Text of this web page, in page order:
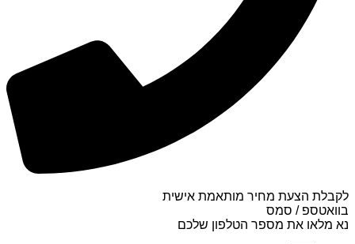
לקבלת הצעת מחיר מותאמת אישית
בוואטספ / סמס
נא מלאו את מספר הטלפון שלכם